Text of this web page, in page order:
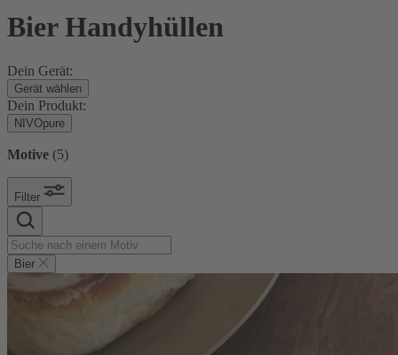
Bier Handyhüllen
Dein Gerät:
Gerät wählen
Dein Produkt:
NIVOpure
Motive (5)
Filter
Bier